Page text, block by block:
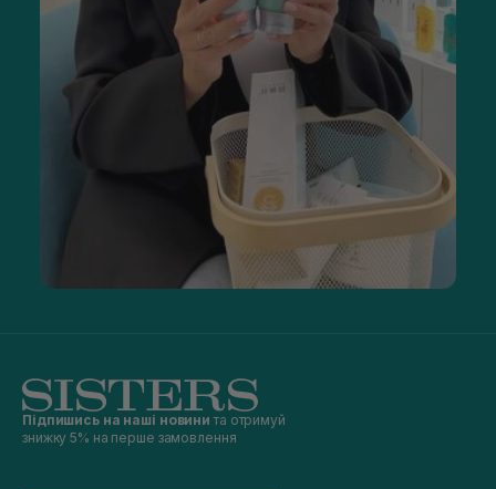
Підпишись на наші новини та отримуй
знижку 5% на перше замовлення